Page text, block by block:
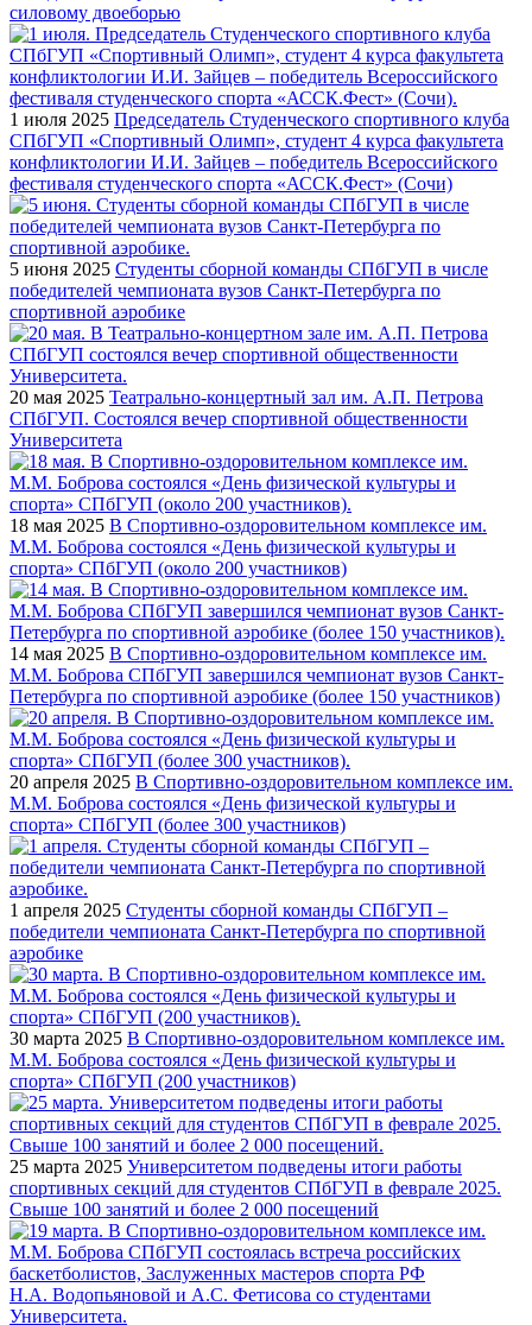
силовому двоеборью
1 июля 2025 Председатель Студенческого спортивного клуба
СПбГУП «Спортивный Олимп», студент 4 курса факультета
конфликтологии И.И. Зайцев – победитель Всероссийского
фестиваля студенческого спорта «АССК.Фест» (Сочи)
5 июня 2025 Студенты сборной команды СПбГУП в числе
победителей чемпионата вузов Санкт-Петербурга по
спортивной аэробике
20 мая 2025 Театрально-концертный зал им. А.П. Петрова
СПбГУП. Состоялся вечер спортивной общественности
Университета
18 мая 2025 В Спортивно-оздоровительном комплексе им.
М.М. Боброва состоялся «День физической культуры и
спорта» СПбГУП (около 200 участников)
14 мая 2025 В Спортивно-оздоровительном комплексе им.
М.М. Боброва СПбГУП завершился чемпионат вузов Санкт-
Петербурга по спортивной аэробике (более 150 участников)
20 апреля 2025 В Спортивно-оздоровительном комплексе им.
М.М. Боброва состоялся «День физической культуры и
спорта» СПбГУП (более 300 участников)
1 апреля 2025 Студенты сборной команды СПбГУП –
победители чемпионата Санкт-Петербурга по спортивной
аэробике
30 марта 2025 В Спортивно-оздоровительном комплексе им.
М.М. Боброва состоялся «День физической культуры и
спорта» СПбГУП (200 участников)
25 марта 2025 Университетом подведены итоги работы
спортивных секций для студентов СПбГУП в феврале 2025.
Свыше 100 занятий и более 2 000 посещений